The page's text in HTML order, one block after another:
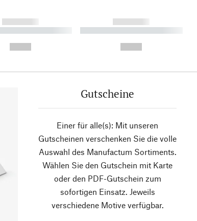
------------
----------- ----------
------------
----------- ----------- ----------
Gutscheine
Einer für alle(s): Mit unseren
Gutscheinen verschenken Sie die volle
Auswahl des Manufactum Sortiments.
Wählen Sie den Gutschein mit Karte
oder den PDF-Gutschein zum
sofortigen Einsatz. Jeweils
verschiedene Motive verfügbar.